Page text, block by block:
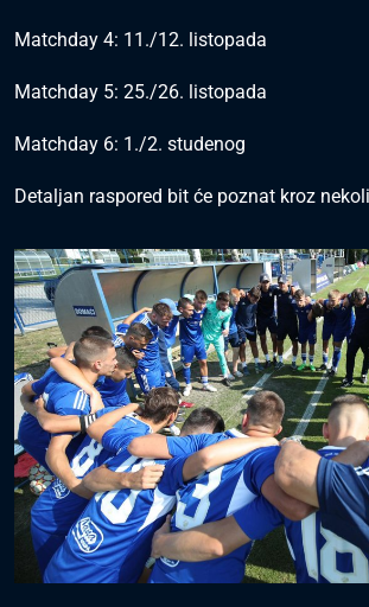
Matchday 4: 11./12. listopada
Matchday 5: 25./26. listopada
Matchday 6: 1./2. studenog
Detaljan raspored bit će poznat kroz